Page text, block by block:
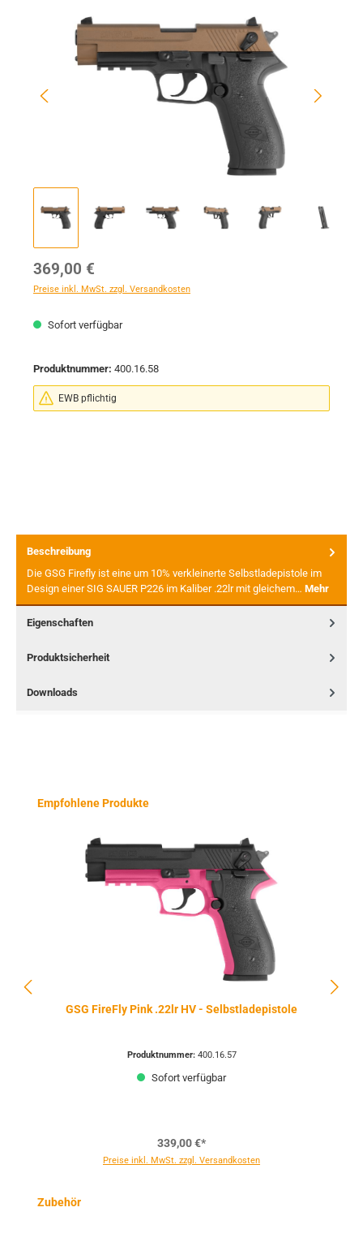
Regulärer Preis:
369,00 €
Preise inkl. MwSt. zzgl. Versandkosten
Sofort verfügbar
Produktnummer: 400.16.58
EWB pflichtig
Beschreibung
Die GSG Firefly ist eine um 10% verkleinerte Selbstladepistole im
Design einer SIG SAUER P226 im Kaliber .22lr mit gleichem… Mehr
Eigenschaften
Produktsicherheit
Downloads
Produktgalerie überspringen
Empfohlene Produkte
GSG FireFly Pink .22lr HV - Selbstladepistole
Produktnummer: 400.16.57
Sofort verfügbar
339,00 €*
Preise inkl. MwSt. zzgl. Versandkosten
Produktgalerie überspringen
Zubehör